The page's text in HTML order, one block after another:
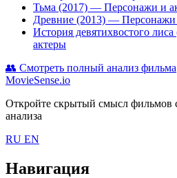
Тьма (2017) — Персонажи и
Древние (2013) — Персонажи
История девятихвостого лиса
актеры
👥 Смотреть полный анализ фильма
MovieSense.io
Откройте скрытый смысл фильмов
анализа
RU EN
Навигация